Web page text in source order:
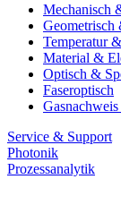
Mechanisch
Geometrisch
Temperatur
Material &
Optisch &
Faseroptisch
Service & Support
Photonik
Prozessanalytik